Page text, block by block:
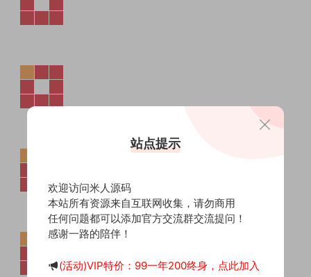
站点提示
欢迎访问米人源码
本站所有资源来自互联网收集，请勿商用
任何问题都可以添加官方交流群交流提问！
感谢一路的陪伴！
(活动)VIP特价：99一年200终身，点此加入